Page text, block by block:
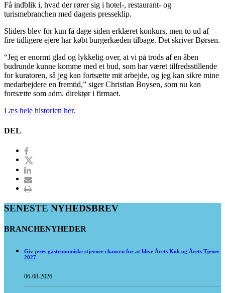
Få indblik i, hvad der rører sig i hotel-, restaurant- og
turismebranchen med dagens presseklip.
Sliders blev for kun få dage siden erklæret konkurs, men to ud af
fire tidligere ejere har købt burgerkæden tilbage. Det skriver Børsen.
“Jeg er enormt glad og lykkelig over, at vi på trods af en åben
budrunde kunne komme med et bud, som har været tilfredsstillende
for kuratoren, så jeg kan fortsætte mit arbejde, og jeg kan sikre mine
medarbejdere en fremtid,” siger Christian Boysen, som nu kan
fortsætte som adm. direktør i firmaet.
Læs hele historien her.
DEL
SENESTE NYHEDSBREV
BRANCHENYHEDER
Giv jeres gastronomiske stjerner chancen for at blive Årets Kok og Årets Tjener
2027
06-08-2026